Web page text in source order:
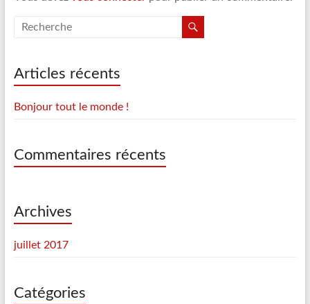
Articles récents
Bonjour tout le monde !
Commentaires récents
Archives
juillet 2017
Catégories